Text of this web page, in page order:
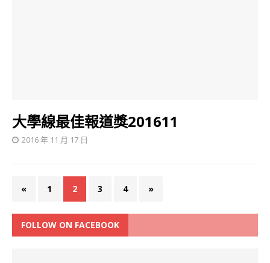
大學線最佳報道獎201611
2016 年 11 月 17 日
« 1 2 3 4 »
FOLLOW ON FACEBOOK